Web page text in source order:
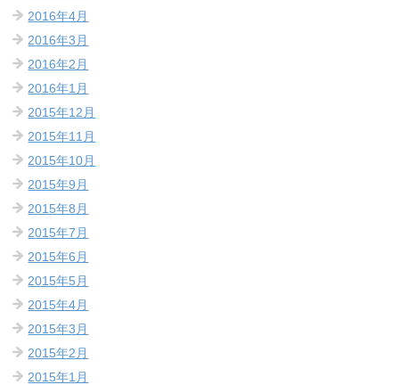
2016年4月
2016年3月
2016年2月
2016年1月
2015年12月
2015年11月
2015年10月
2015年9月
2015年8月
2015年7月
2015年6月
2015年5月
2015年4月
2015年3月
2015年2月
2015年1月